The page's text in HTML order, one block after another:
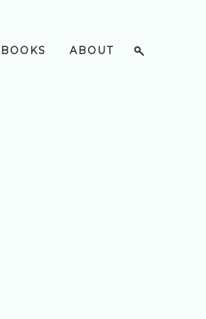
BOOKS ABOUT